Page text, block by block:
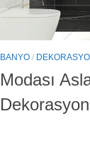
BANYO /
Modası